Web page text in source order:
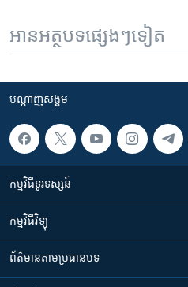
អានអត្ថបទផ្សេងៗទៀត
បណ្តាញ​សង្គម
កម្មវិធី​ទូរទស្សន៍
កម្មវិធី​វិទ្យុ
ព័ត៌មាន​តាមប្រធានបទ​